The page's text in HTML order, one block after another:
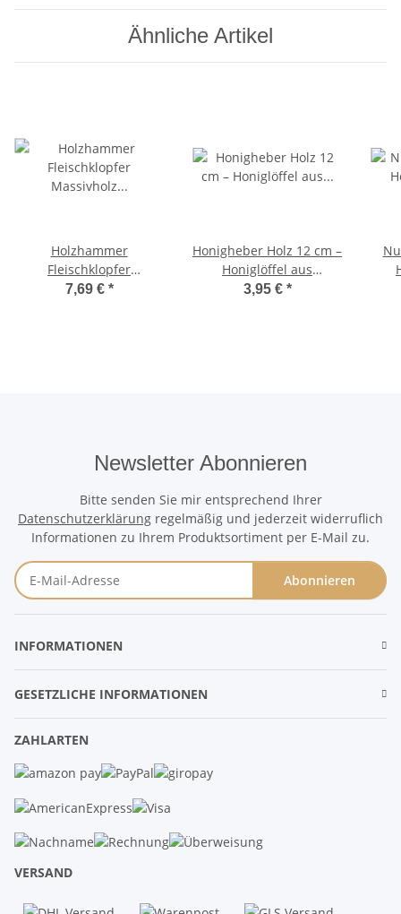
Ähnliche Artikel
Holzhammer
Fleischklopfer
Massivholz 30×12×5,5
7,69 € *
Honigheber Holz 12 cm –
Honiglöffel aus
Buchenholz
3,95 € *
Newsletter Abonnieren
Bitte senden Sie mir entsprechend Ihrer
Datenschutzerklärung regelmäßig und jederzeit widerruflich
Informationen zu Ihrem Produktsortiment per E-Mail zu.
Abonnieren
INFORMATIONEN
GESETZLICHE INFORMATIONEN
ZAHLARTEN
VERSAND